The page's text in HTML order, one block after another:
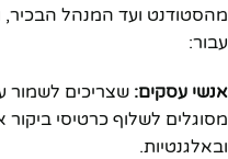
מהסטודנט ועד המנהל הבכיר,
עבור:
אנשי עסקים: שצריכים לשמור
מסוגלים לשלוף כרטיסי
ובאלגנטיות.